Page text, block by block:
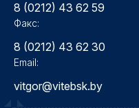
8 (0212) 43 62 59
Факс:
8 (0212) 43 62 30
Email:
vitgor@vitebsk.by